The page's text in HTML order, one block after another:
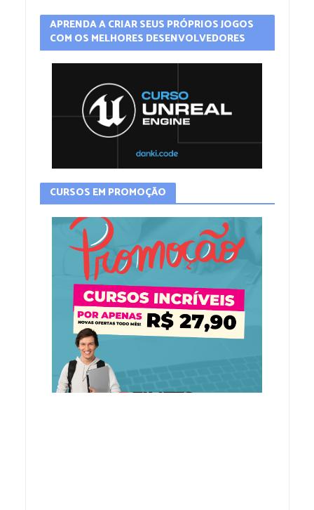
APRENDA A CRIAR SEUS PRÓPRIOS JOGOS
COM OS MELHORES DESENVOLVEDORES
CURSOS EM PROMOÇÃO